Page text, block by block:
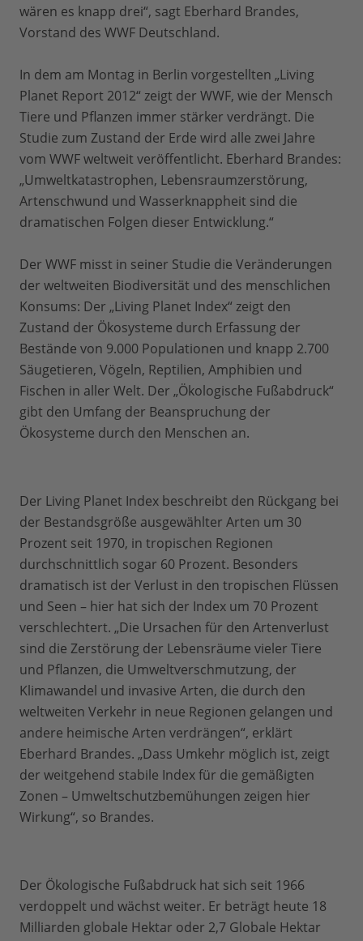
wären es knapp drei“, sagt Eberhard Brandes,
Vorstand des WWF Deutschland.
In dem am Montag in Berlin vorgestellten „Living
Planet Report 2012“ zeigt der WWF, wie der Mensch
Tiere und Pflanzen immer stärker verdrängt. Die
Studie zum Zustand der Erde wird alle zwei Jahre
vom WWF weltweit veröffentlicht. Eberhard Brandes:
„Umweltkatastrophen, Lebensraumzerstörung,
Artenschwund und Wasserknappheit sind die
dramatischen Folgen dieser Entwicklung.“
Der WWF misst in seiner Studie die Veränderungen
der weltweiten Biodiversität und des menschlichen
Konsums: Der „Living Planet Index“ zeigt den
Zustand der Ökosysteme durch Erfassung der
Bestände von 9.000 Populationen und knapp 2.700
Säugetieren, Vögeln, Reptilien, Amphibien und
Fischen in aller Welt. Der „Ökologische Fußabdruck“
gibt den Umfang der Beanspruchung der
Ökosysteme durch den Menschen an.
Der Living Planet Index beschreibt den Rückgang bei
der Bestandsgröße ausgewählter Arten um 30
Prozent seit 1970, in tropischen Regionen
durchschnittlich sogar 60 Prozent. Besonders
dramatisch ist der Verlust in den tropischen Flüssen
und Seen – hier hat sich der Index um 70 Prozent
verschlechtert. „Die Ursachen für den Artenverlust
sind die Zerstörung der Lebensräume vieler Tiere
und Pflanzen, die Umweltverschmutzung, der
Klimawandel und invasive Arten, die durch den
weltweiten Verkehr in neue Regionen gelangen und
andere heimische Arten verdrängen“, erklärt
Eberhard Brandes. „Dass Umkehr möglich ist, zeigt
der weitgehend stabile Index für die gemäßigten
Zonen – Umweltschutzbemühungen zeigen hier
Wirkung“, so Brandes.
Der Ökologische Fußabdruck hat sich seit 1966
verdoppelt und wächst weiter. Er beträgt heute 18
Milliarden globale Hektar oder 2,7 Globale Hektar